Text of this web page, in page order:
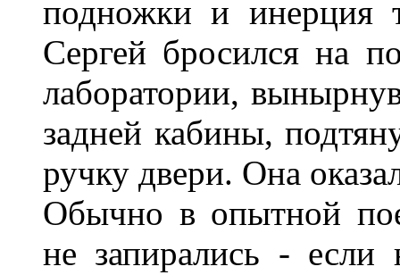
подножки и инерция
Сергей бросился на
лаборатории,
задней кабины,
ручку двери. Она
Обычно в опытной
не запирались - если